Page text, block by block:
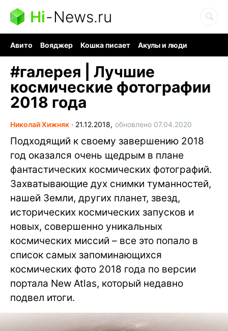
Hi-News.ru
Авито Вояджер Кошка писает
Акулы и люди
#галерея | Лучшие
космические фотографии
2018 года
Николай Хижняк ∙ 21.12.2018, обновлено 07.04.2020
Подходящий к своему завершению 2018
год оказался очень щедрым в плане
фантастических космических фотографий.
Захватывающие дух снимки туманностей,
нашей Земли, других планет, звезд,
исторических космических запусков и
новых, совершенно уникальных
космических миссий – все это попало в
список самых запоминающихся
космических фото 2018 года по версии
портала New Atlas, который недавно
подвел итоги.